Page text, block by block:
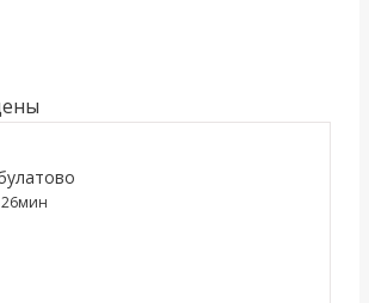
26мин